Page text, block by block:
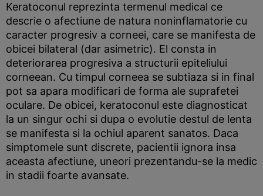
Keratoconul reprezinta termenul medical ce
descrie o afectiune de natura noninflamatorie cu
caracter progresiv a corneei, care se manifesta de
obicei bilateral (dar asimetric). El consta in
deteriorarea progresiva a structurii epiteliului
corneean. Cu timpul corneea se subtiaza si in final
pot sa apara modificari de forma ale suprafetei
oculare. De obicei, keratoconul este diagnosticat
la un singur ochi si dupa o evolutie destul de lenta
se manifesta si la ochiul aparent sanatos. Daca
simptomele sunt discrete, pacientii ignora insa
aceasta afectiune, uneori prezentandu-se la medic
in stadii foarte avansate.